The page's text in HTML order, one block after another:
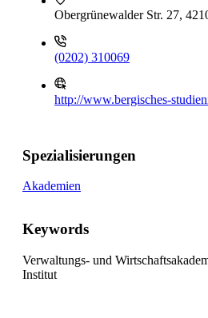
Obergrünewalder Str. 27,
(0202) 310069
http://www.bergisches-
Spezialisierungen
Akademien
Keywords
Verwaltungs- und
Institut